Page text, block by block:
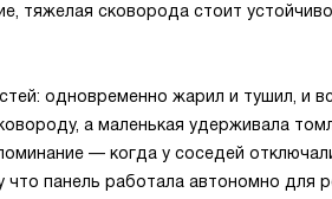
тяжелая сковорода стоит
одновременно жарил и тушил, и
а маленькая удерживала
— когда у соседей
панель работала автономно для